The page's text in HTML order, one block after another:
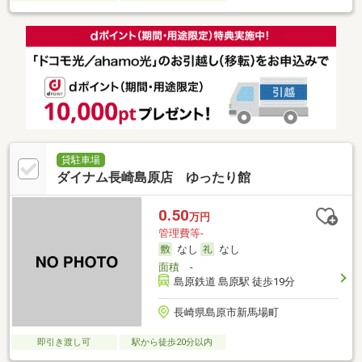
貸駐車場
ダイナム長崎島原店 ゆったり館
0.50万円
管理費等-
なし
なし
面積-
島原鉄道 島原駅 徒歩19分
長崎県島原市新馬場町
即引き渡し可 駅から徒歩20分以内